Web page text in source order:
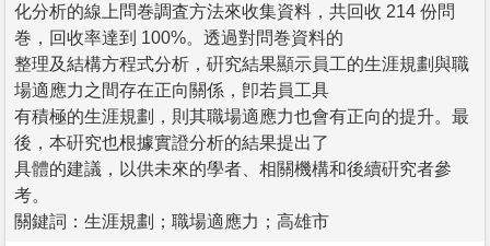
化分析的線上問巻調査方法來收集資料，共回收 214 份問
巻，回收率達到 100%。透過對問巻資料的
整理及結構方程式分析，硏究結果顯示員工的生涯規劃與職
場適應力之間存在正向關係，卽若員工具
有積極的生涯規劃，則其職場適應力也會有正向的提升。最
後，本硏究也根據實證分析的結果提出了
具體的建議，以供未來的學者、相關機構和後續硏究者參
考。
關鍵詞：生涯規劃；職場適應力；高雄市